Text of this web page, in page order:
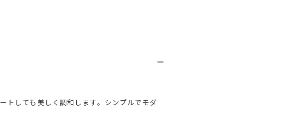
トしても美しく調和します。シンプルでモダ